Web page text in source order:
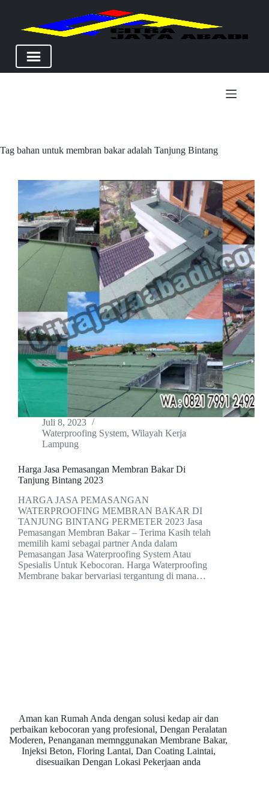
Tag bahan untuk membran bakar adalah Tanjung Bintang
Juli 8, 2023
Waterproofing System, Wilayah Kerja
Lampung
Harga Jasa Pemasangan Membran Bakar Di
Tanjung Bintang 2023
HARGA JASA PEMASANGAN
WATERPROOFING MEMBRAN BAKAR DI
TANJUNG BINTANG PERMETER 2023 Jasa
Pemasangan Membran Bakar – Terima Kasih telah
memilih kami sebagai partner Anda dalam
Pemasangan Jasa Waterproofing System Atau
Spesialis Untuk Kebocoran. Harga Waterproofing
Membrane bakar bervariasi tergantung di mana…
Aman kan Rumah Anda dengan solusi kedap air dan
perbaikan kebocoran yang profesional, Dengan Peralatan
Moderen, Penanganan memnggunakan Membrane Bakar,
Injeksi Beton, Floring Lantai, Dan Coating Laintai,
disesuaikan Dengan Lokasi Pekerjaan anda